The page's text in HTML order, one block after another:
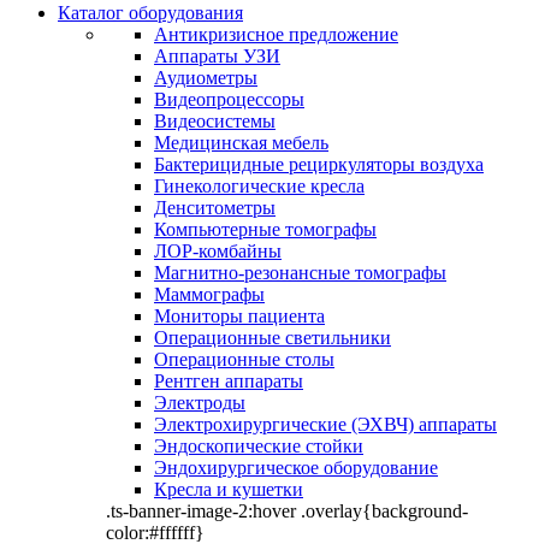
Каталог оборудования
Антикризисное предложение
Аппараты УЗИ
Аудиометры
Видеопроцессоры
Видеосистемы
Медицинская мебель
Бактерицидные рециркуляторы воздуха
Гинекологические кресла
Денситометры
Компьютерные томографы
ЛОР-комбайны
Магнитно-резонансные томографы
Маммографы
Мониторы пациента
Операционные светильники
Операционные столы
Рентген аппараты
Электроды
Электрохирургические (ЭХВЧ) аппараты
Эндоскопические стойки
Эндохирургическое оборудование
Кресла и кушетки
.ts-banner-image-2:hover .overlay{background-
color:#ffffff}